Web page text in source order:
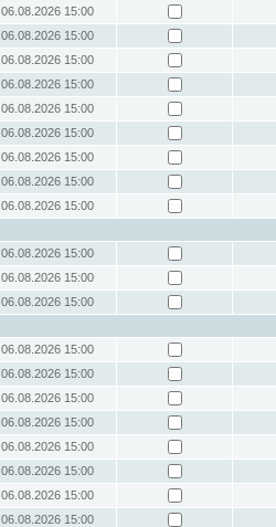
06.08.2026 15:00
06.08.2026 15:00
06.08.2026 15:00
06.08.2026 15:00
06.08.2026 15:00
06.08.2026 15:00
06.08.2026 15:00
06.08.2026 15:00
06.08.2026 15:00
06.08.2026 15:00
06.08.2026 15:00
06.08.2026 15:00
06.08.2026 15:00
06.08.2026 15:00
06.08.2026 15:00
06.08.2026 15:00
06.08.2026 15:00
06.08.2026 15:00
06.08.2026 15:00
06.08.2026 15:00